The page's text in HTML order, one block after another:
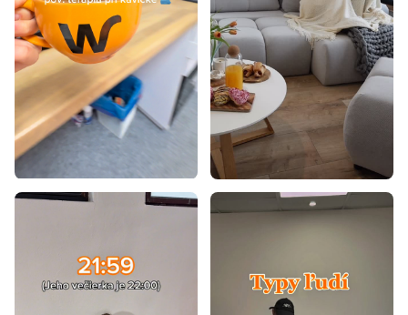
Dubové manželské postele 180x200
Biele manželské postele 180x200
Luxusné manželské postele s úložným priestorom
Čalúnené manželské postele s úložným priestorom
Manželské postele s úložným priestorom a matracom
Drevené manželské postele s úložným priestorom
Americké manželské postele 180x200
Manželské postele 160x200 čalúnené
Manželské postele 180x200 čalúnené